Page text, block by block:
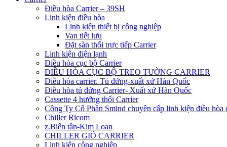
Điều hòa Carrier – 39SH
Linh kiện điều hòa
Linh kiện thiết bị công nghiệp
Van tiết lưu
Đặt sàn thổi trực tiếp Carrier
Linh kiện điện lạnh
Điều hòa cục bộ Carrier
ĐIỀU HÒA CỤC BỘ TREO TƯỜNG CARRIER
Điều hòa carrier. Tủ đứng-xuất xứ Hàn Quốc
Điều hòa tủ đứng Carrier- Xuất xứ Hàn Quốc
Cassette 4 hướng thổi Carrier
Công Ty Cổ Phần Smind chuyên cấp linh kiện điều hòa
Chiller Ricom
z.Biến tần-Kim Loan
CHILLER GIÓ CARRIER
Linh kiện công nghiệp